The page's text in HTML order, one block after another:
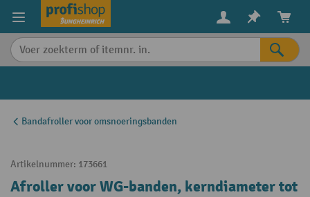
content
Bandafroller voor omsnoeringsbanden
Artikelnummer: 173661
Afroller voor WG-banden, kerndiameter tot